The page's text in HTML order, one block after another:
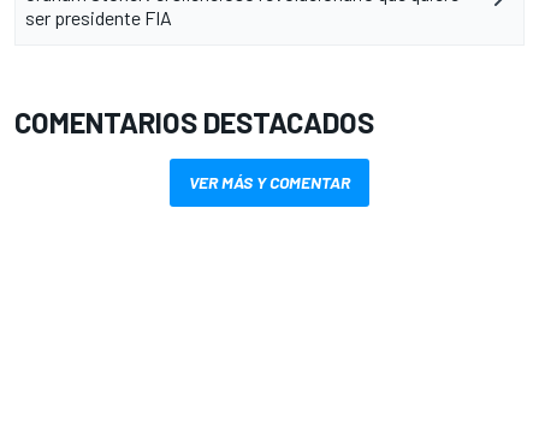
ser presidente FIA
COMENTARIOS DESTACADOS
VER MÁS Y COMENTAR